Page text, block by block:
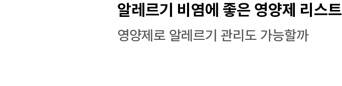
알레르기 비염에 좋은 영양제 리스트
영양제로 알레르기 관리도 가능할까